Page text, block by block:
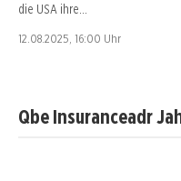
die USA ihre…
12.08.2025, 16:00 Uhr
Qbe Insuranceadr